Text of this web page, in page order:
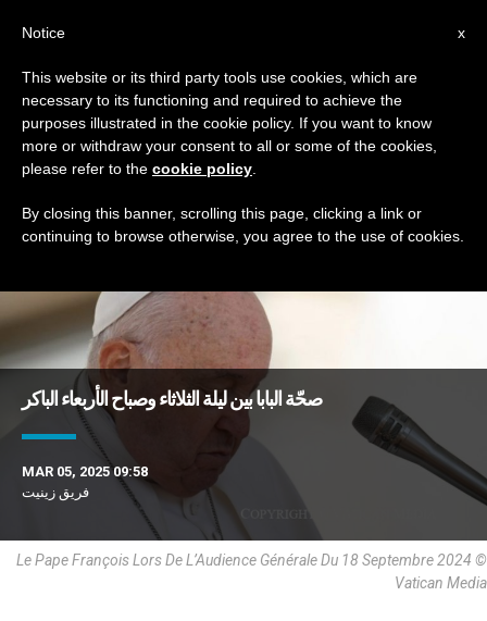
TAG
DERNIÈRES NOUVELLES
صحّة البابا بين ليلة الثلاثاء وصباح الأربعاء الباكر
MAR 05, 2025 09:58
فريق زينيت
Le Pape François Lors De L’Audience Générale Du 18 Septembre 2024 ©
Vatican Media
x
Notice
This website or its third party tools use cookies, which are
necessary to its functioning and required to achieve the
purposes illustrated in the cookie policy. If you want to know
more or withdraw your consent to all or some of the cookies,
please refer to the cookie policy
By closing this banner, scrolling this page, clicking a link or
continuing to browse otherwise, you agree to the use of cookies.